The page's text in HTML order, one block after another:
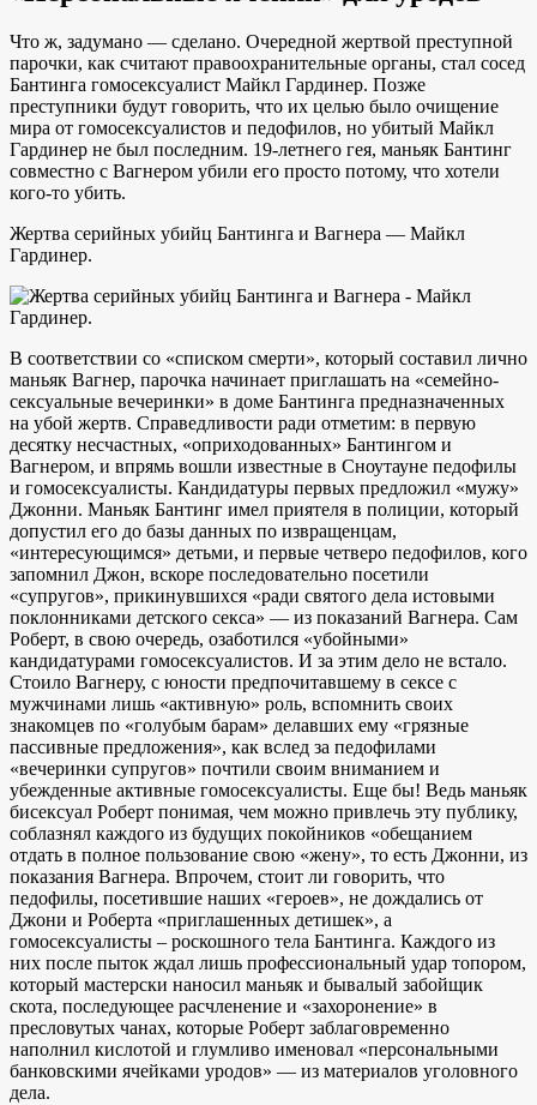
Что ж, задумано — сделано. Очередной жертвой преступной
парочки, как считают правоохранительные органы, стал сосед
Бантинга гомосексуалист Майкл Гардинер. Позже
преступники будут говорить, что их целью было очищение
мира от гомосексуалистов и педофилов, но убитый Майкл
Гардинер не был последним. 19-летнего гея, маньяк Бантинг
совместно с Вагнером убили его просто потому, что хотели
кого-то убить.
Жертва серийных убийц Бантинга и Вагнера — Майкл
Гардинер.
В соответствии со «списком смерти», который составил лично
маньяк Вагнер, парочка начинает приглашать на «семейно-
сексуальные вечеринки» в доме Бантинга предназначенных
на убой жертв. Справедливости ради отметим: в первую
десятку несчастных, «оприходованных» Бантингом и
Вагнером, и впрямь вошли известные в Сноутауне педофилы
и гомосексуалисты. Кандидатуры первых предложил «мужу»
Джонни. Маньяк Бантинг имел приятеля в полиции, который
допустил его до базы данных по извращенцам,
«интересующимся» детьми, и первые четверо педофилов, кого
запомнил Джон, вскоре последовательно посетили
«супругов», прикинувшихся «ради святого дела истовыми
поклонниками детского секса» — из показаний Вагнера. Сам
Роберт, в свою очередь, озаботился «убойными»
кандидатурами гомосексуалистов. И за этим дело не встало.
Стоило Вагнеру, с юности предпочитавшему в сексе с
мужчинами лишь «активную» роль, вспомнить своих
знакомцев по «голубым барам» делавших ему «грязные
пассивные предложения», как вслед за педофилами
«вечеринки супругов» почтили своим вниманием и
убежденные активные гомосексуалисты. Еще бы! Ведь маньяк
бисексуал Роберт понимая, чем можно привлечь эту публику,
соблазнял каждого из будущих покойников «обещанием
отдать в полное пользование свою «жену», то есть Джонни, из
показания Вагнера. Впрочем, стоит ли говорить, что
педофилы, посетившие наших «героев», не дождались от
Джони и Роберта «приглашенных детишек», а
гомосексуалисты – роскошного тела Бантинга. Каждого из
них после пыток ждал лишь профессиональный удар топором,
который мастерски наносил маньяк и бывалый забойщик
скота, последующее расчленение и «захоронение» в
пресловутых чанах, которые Роберт заблаговременно
наполнил кислотой и глумливо именовал «персональными
банковскими ячейками уродов» — из материалов уголовного
дела.